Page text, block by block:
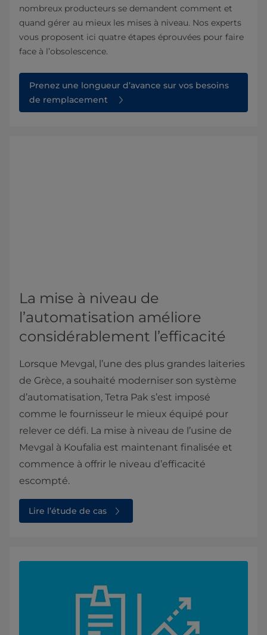
nombreux producteurs se demandent comment et
quand gérer au mieux les mises à niveau. Nos experts
vous proposent ici quatre étapes éprouvées pour faire
face à l’obsolescence.
Prenez une longueur d’avance sur vos besoins
de remplacement
La mise à niveau de
l’automatisation améliore
considérablement l’efficacité
Lorsque Mevgal, l’une des plus grandes laiteries
de Grèce, a souhaité moderniser son système
d’automatisation, Tetra Pak s’est imposé
comme le fournisseur le mieux équipé pour
relever ce défi. La mise à niveau de l’usine de
Mevgal à Koufalia est maintenant finalisée et
commence à offrir le niveau d’efficacité
escompté.
Lire l’étude de cas